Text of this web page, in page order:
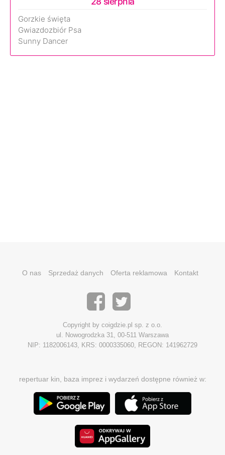
Gorzkie święta
Gwiazdozbiór Psa
Sunny Dancer
O nas Sprzedaż danych Oferta reklamowa Kontakt
Copyright by coigdzie.pl sp. z o.o.
ul. Nowogrodzka 31, 00-511 Warszawa
NIP: 1182006143, KRS: 0000335060, REGON: 141962729
repertuar kin, baza imprez i wydarzeń dostępne również w: